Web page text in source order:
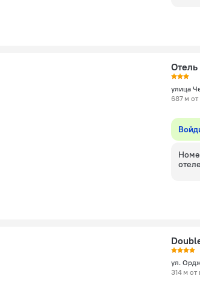
улица
687 м
отеле
ул.
314 м от